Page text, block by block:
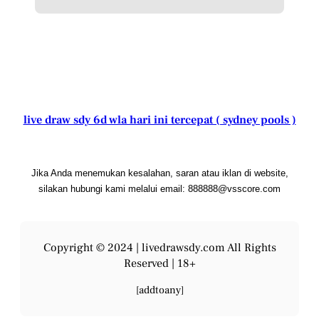
live draw sdy 6d wla hari ini tercepat ( sydney pools )
Jika Anda menemukan kesalahan, saran atau iklan di website,
silakan hubungi kami melalui email: 888888@vsscore.com
Copyright © 2024 | livedrawsdy.com All Rights
Reserved | 18+
[addtoany]